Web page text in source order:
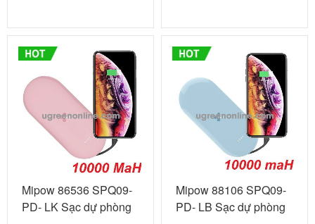
Mipow 86536 SPQ09-
PD- LK Sạc dự phòng
Mipow 88106 SPQ09-
PD- LB Sạc dự phòng